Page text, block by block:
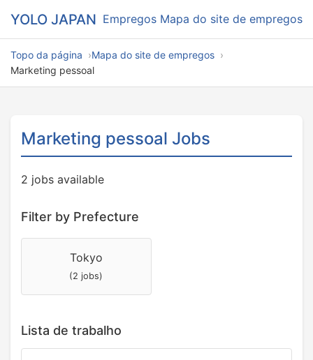
YOLO JAPAN Empregos Mapa do site de empregos
Topo da página
Mapa do site de empregos
Marketing pessoal
Marketing pessoal Jobs
2 jobs available
Filter by Prefecture
Tokyo
(2 jobs)
Lista de trabalho